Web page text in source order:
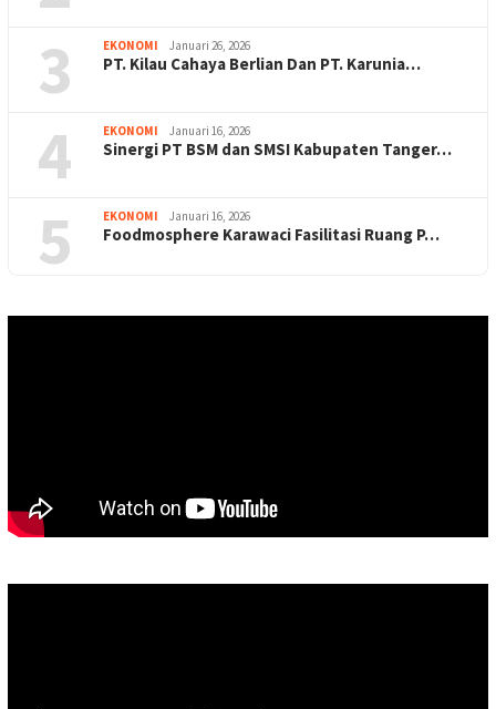
3 EKONOMI Januari 26, 2026
PT. Kilau Cahaya Berlian Dan PT. Karunia…
4 EKONOMI Januari 16, 2026
Sinergi PT BSM dan SMSI Kabupaten Tanger…
5 EKONOMI Januari 16, 2026
Foodmosphere Karawaci Fasilitasi Ruang P…